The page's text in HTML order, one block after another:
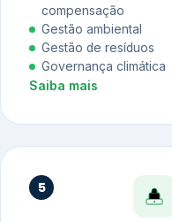
compensação
Gestão ambiental
Gestão de resíduos
Governança climática
Saiba mais
5